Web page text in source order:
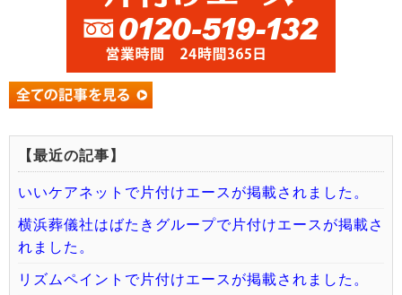
【最近の記事】
いいケアネットで片付けエースが掲載されました。
横浜葬儀社はばたきグループで片付けエースが掲載さ
れました。
リズムペイントで片付けエースが掲載されました。